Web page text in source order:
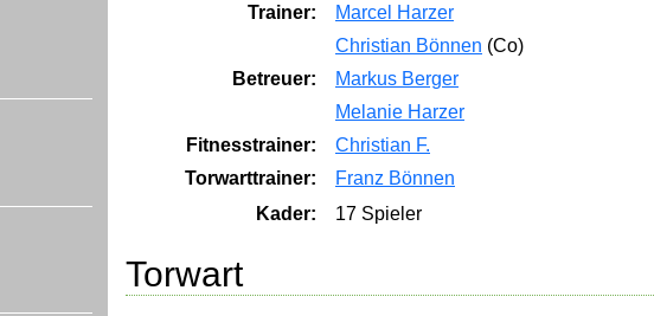
Trainer:
Marcel Harzer
Christian Bönnen (Co)
Betreuer:
Markus Berger
Melanie Harzer
Fitnesstrainer:
Christian F.
Torwarttrainer:
Franz Bönnen
Kader:
17 Spieler
Torwart